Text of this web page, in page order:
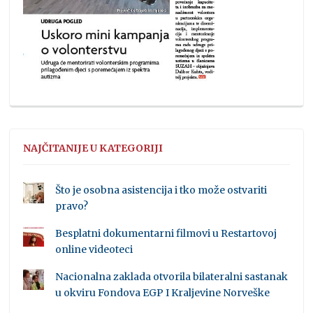
NAJČITANIJE U KATEGORIJI
Što je osobna asistencija i tko može ostvariti
pravo?
Besplatni dokumentarni filmovi u Restartovoj
online videoteci
Nacionalna zaklada otvorila bilateralni sastanak
u okviru Fondova EGP I Kraljevine Norveške